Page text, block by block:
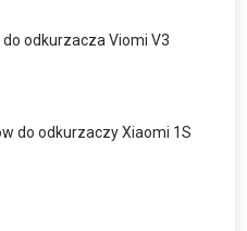
odkurzacza Viomi V3
do odkurzaczy Xiaomi 1S